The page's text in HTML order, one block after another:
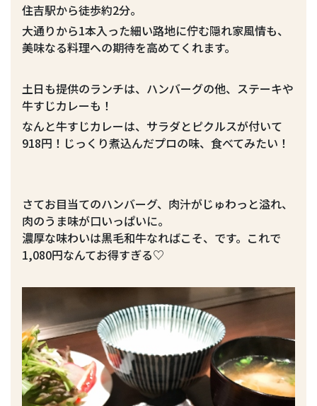
住吉駅から徒歩約2分。
大通りから1本入った細い路地に佇む隠れ家風情も、
美味なる料理への期待を高めてくれます。
土日も提供のランチは、ハンバーグの他、ステーキや
牛すじカレーも！
なんと牛すじカレーは、サラダとピクルスが付いて
918円！じっくり煮込んだプロの味、食べてみたい！
さてお目当てのハンバーグ、肉汁がじゅわっと溢れ、
肉のうま味が口いっぱいに。
濃厚な味わいは黒毛和牛なればこそ、です。これで
1,080円なんてお得すぎる♡